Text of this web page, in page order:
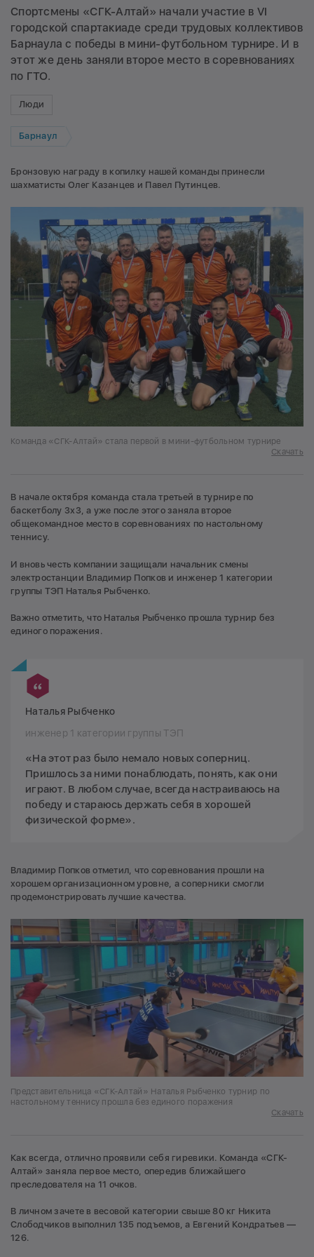
Спортсмены «СГК-Алтай» начали участие в VI
городской спартакиаде среди трудовых коллективов
Барнаула с победы в мини-футбольном турнире. И в
этот же день заняли второе место в соревнованиях
по ГТО.
Люди
Барнаул
Бронзовую награду в копилку нашей команды принесли
шахматисты Олег Казанцев и Павел Путинцев.
Команда «СГК-Алтай» стала первой в мини-футбольном турнире
Скачать
В начале октября команда стала третьей в турнире по
баскетболу 3х3, а уже после этого заняла второе
общекомандное место в соревнованиях по настольному
теннису.
И вновь честь компании защищали начальник смены
электростанции Владимир Попков и инженер 1 категории
группы ТЭП Наталья Рыбченко.
Важно отметить, что Наталья Рыбченко прошла турнир без
единого поражения.
Наталья Рыбченко
инженер 1 категории группы ТЭП
«На этот раз было немало новых соперниц.
Пришлось за ними понаблюдать, понять, как они
играют. В любом случае, всегда настраиваюсь на
победу и стараюсь держать себя в хорошей
физической форме».
Владимир Попков отметил, что соревнования прошли на
хорошем организационном уровне, а соперники смогли
продемонстрировать лучшие качества.
Представительница «СГК-Алтай» Наталья Рыбченко турнир по
настольному теннису прошла без единого поражения
Скачать
Как всегда, отлично проявили себя гиревики. Команда «СГК-
Алтай» заняла первое место, опередив ближайшего
преследователя на 11 очков.
В личном зачете в весовой категории свыше 80 кг Никита
Слободчиков выполнил 135 подъемов, а Евгений Кондратьев —
126.